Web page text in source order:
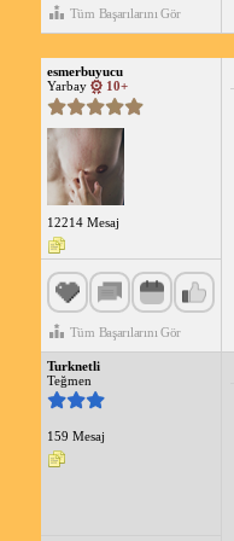
Tüm Başarılarını Gör
esmerbuyucu
Yarbay
10+
12214 Mesaj
Tüm Başarılarını Gör
Turknetli
Teğmen
159 Mesaj